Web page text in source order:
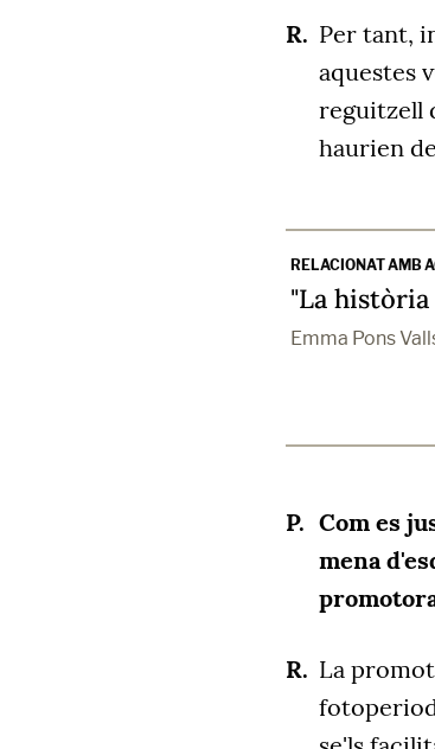
Per tant,
aquestes
reguitzell
haurien
RELACIONAT AMB
"La
Emma Pons
Com es
mena
La